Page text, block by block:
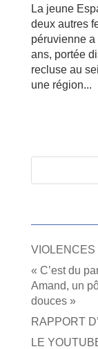
La jeune
deux autres
péruvienne
ans, portée
recluse au
une région...
« C’est du
Amand, un
douces »
RAPPORT
LE